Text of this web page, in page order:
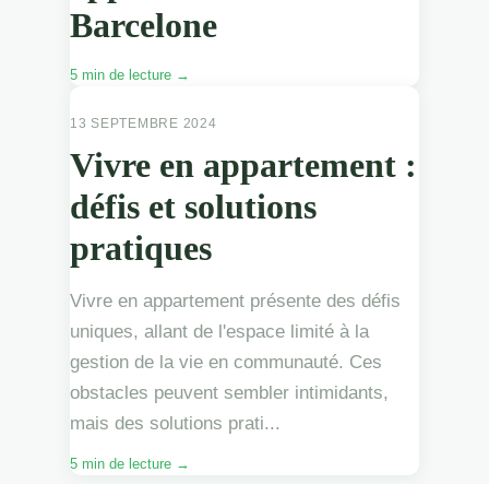
Barcelone
5 min de lecture →
13 SEPTEMBRE 2024
Vivre en appartement :
défis et solutions
pratiques
Vivre en appartement présente des défis
uniques, allant de l'espace limité à la
gestion de la vie en communauté. Ces
obstacles peuvent sembler intimidants,
mais des solutions prati...
5 min de lecture →